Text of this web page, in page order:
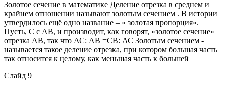
Золотое сечение в математике Деление отрезка в среднем и
крайнем отношении называют золотым сечением . В истории
утвердилось ещё одно название – « золотая пропорция».
Пусть, С є АВ, и производит, как говорят, «золотое сечение»
отрезка АВ, так что АС: АВ =СВ: АС Золотым сечением -
называется такое деление отрезка, при котором большая часть
так относится к целому, как меньшая часть к большей
Слайд 9